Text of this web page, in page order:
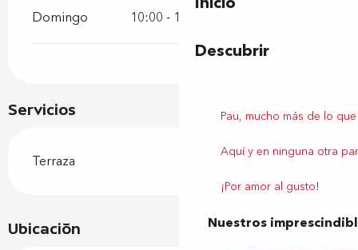
Descubrir
Pau, mucho más de lo
Aquí y en ninguna otra
¡Por amor al gusto!
Nuestros
Servicios
Terraza
Domingo 10:00 - 13:00
Ubicación